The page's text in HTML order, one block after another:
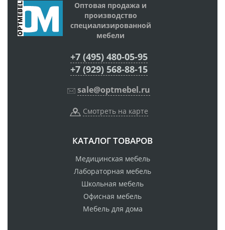
Оптовая продажа и
производство
специализированной
мебели
+7 (495) 480-05-95
+7 (929) 568-88-15
sale@optmebel.ru
Смотреть на карте
КАТАЛОГ ТОВАРОВ
Медицинская мебель
Лабораторная мебель
Школьная мебель
Офисная мебель
Мебель для дома